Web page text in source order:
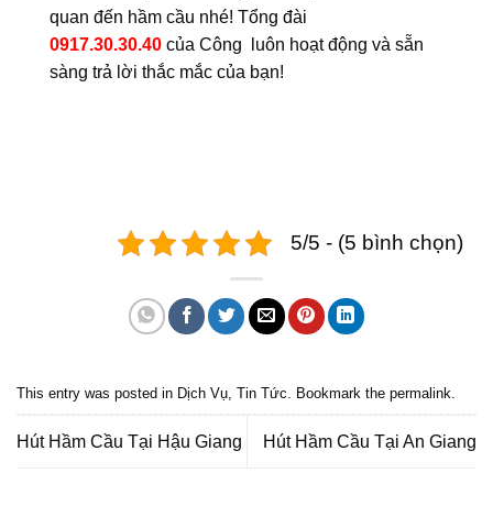
quan đến hầm cầu nhé! Tổng đài
0917.30.30.40 của Công luôn hoạt động và sẵn
sàng trả lời thắc mắc của bạn!
5/5 - (5 bình chọn)
This entry was posted in Dịch Vụ Tin Tức . Bookmark the permalink
Hút Hầm Cầu Tại Hậu Giang Hút Hầm Cầu Tại An Giang